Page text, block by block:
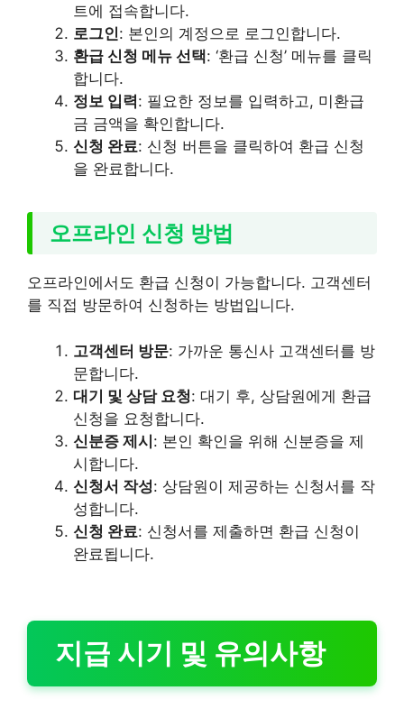
트에 접속합니다.
로그인: 본인의 계정으로 로그인합니다.
환급 신청 메뉴 선택: ‘환급 신청’ 메뉴를 클릭
합니다.
정보 입력: 필요한 정보를 입력하고, 미환급
금 금액을 확인합니다.
신청 완료: 신청 버튼을 클릭하여 환급 신청
을 완료합니다.
오프라인 신청 방법
오프라인에서도 환급 신청이 가능합니다. 고객센터
를 직접 방문하여 신청하는 방법입니다.
고객센터 방문: 가까운 통신사 고객센터를 방
문합니다.
대기 및 상담 요청: 대기 후, 상담원에게 환급
신청을 요청합니다.
신분증 제시: 본인 확인을 위해 신분증을 제
시합니다.
신청서 작성: 상담원이 제공하는 신청서를 작
성합니다.
신청 완료: 신청서를 제출하면 환급 신청이
완료됩니다.
지급 시기 및 유의사항